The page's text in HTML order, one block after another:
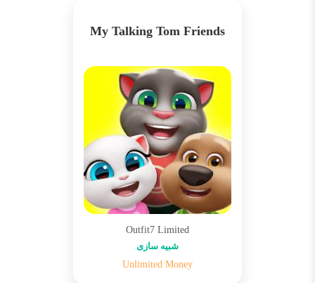
My Talking Tom Friends
Outfit7 Limited
شبیه سازی
Unlimited Money